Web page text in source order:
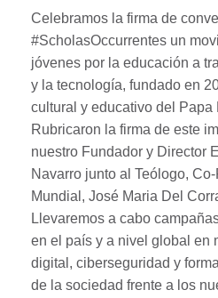
Celebramos la firma de
#ScholasOccurrentes un
jóvenes por la educación a
y la tecnología, fundado en
cultural y educativo del Papa
Rubricaron la firma de este
nuestro Fundador y Director
Navarro junto al Teólogo,
Mundial, José Maria Del
Llevaremos a cabo
en el país y a nivel global en
digital, ciberseguridad y
de la sociedad frente a los